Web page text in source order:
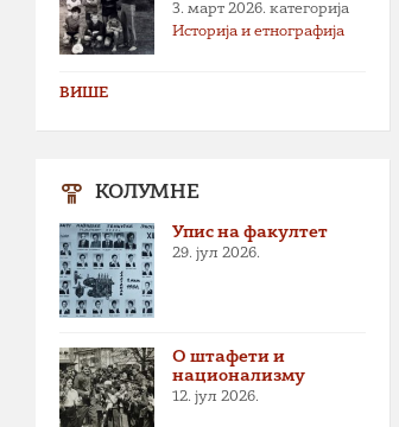
3. март 2026. категорија
Историја и етнографија
ВИШЕ
КОЛУМНЕ
Упис на факултет
29. јул 2026.
О штафети и
национализму
12. јул 2026.